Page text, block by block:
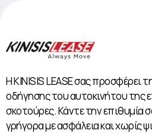
Η KINISIS LEASE σας προσφέρει
οδήγησης του αυτοκινήτου της
σκοτούρες. Κάντε την επιθυμία
γρήγορα με ασφάλεια και χωρίς